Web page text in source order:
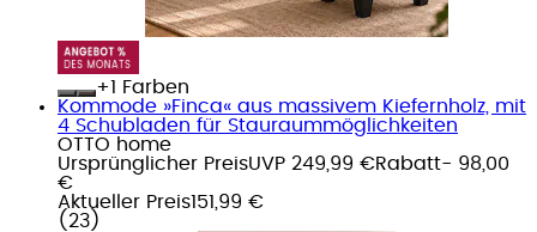
+
Farben
Kommode »Finca« aus massivem Kiefernholz, mit
4 Schubladen für Stauraummöglichkeiten
OTTO home
Ursprünglicher PreisUVP 249,99 €Rabatt- 98,00
€
Aktueller Preis151,99 €
( 23 )